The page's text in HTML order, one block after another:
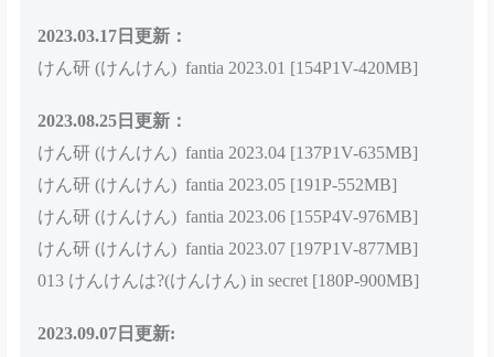
けん研 (けんけん) fantia 2022.09 [152P2V-487MB]
けん研 (けんけん) fantia 2022.10 [150P2V-330MB]
けん研 (けんけん) fantia 2022.11 [155P6V-666MB]
2023.01.05日更新：
けん研 (けんけん) fantia 2022.12 [145P3V-946MB]
2023.03.17日更新：
けん研 (けんけん) fantia 2023.01 [154P1V-420MB]
2023.08.25日更新：